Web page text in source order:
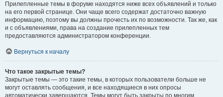
Прилепленные темы в форуме находятся ниже всех объявлений и только
на его первой странице. Они чаще всего содержат достаточно важную
информацию, поэтому вы должны прочесть их по возможности. Так же, как
и с объявлениями, права на создание прилепленных тем
предоставляются администратором конференции.
Вернуться к началу
Что такое закрытые темы?
Закрытые темы — это такие темы, в которых пользователи больше не
могут оставлять сообщения, и все находящиеся в них опросы
автоматически завершаются. Темы могут быть закрыты по многим